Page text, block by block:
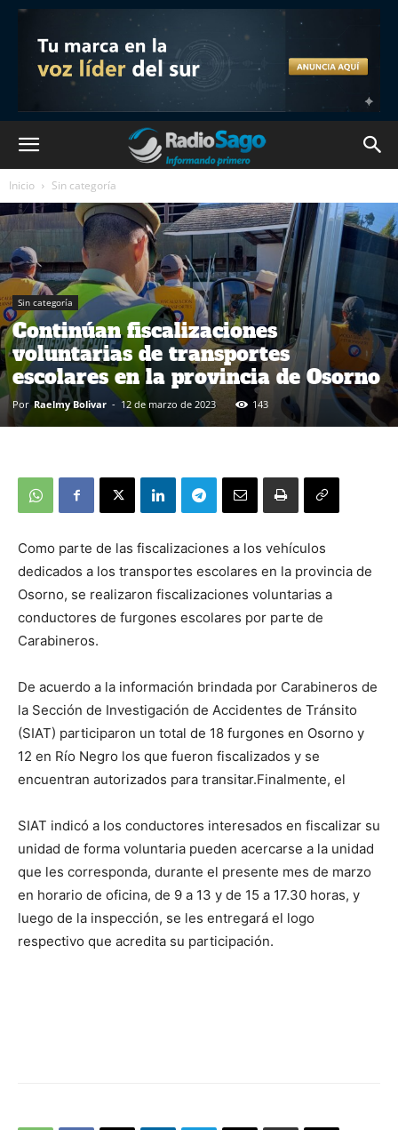
Inicio Sin categoría
Sin categoría
Continúan fiscalizaciones
voluntarias de transportes
escolares en la provincia de Osorno
Por Raelmy Bolivar - 12 de marzo de 2023 143
Como parte de las fiscalizaciones a los vehículos
dedicados a los transportes escolares en la provincia de
Osorno, se realizaron fiscalizaciones voluntarias a
conductores de furgones escolares por parte de
Carabineros.
De acuerdo a la información brindada por Carabineros de
la Sección de Investigación de Accidentes de Tránsito
(SIAT) participaron un total de 18 furgones en Osorno y
12 en Río Negro los que fueron fiscalizados y se
encuentran autorizados para transitar.Finalmente, el
SIAT indicó a los conductores interesados en fiscalizar su
unidad de forma voluntaria pueden acercarse a la unidad
que les corresponda, durante el presente mes de marzo
en horario de oficina, de 9 a 13 y de 15 a 17.30 horas, y
luego de la inspección, se les entregará el logo
respectivo que acredita su participación.